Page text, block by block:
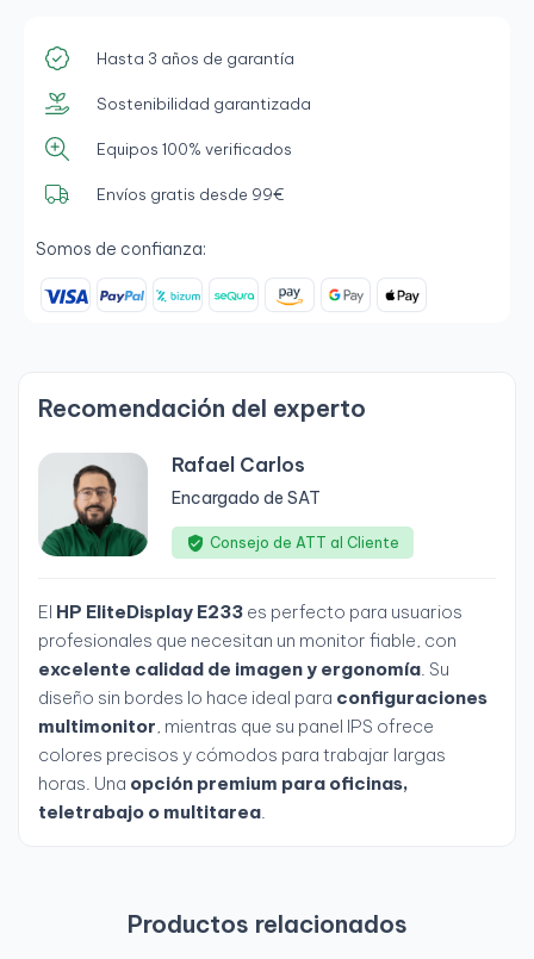
Hasta 3 años de garantía
Sostenibilidad garantizada
Equipos 100% verificados
Envíos gratis desde 99€
Somos de confianza:
Recomendación del experto
Rafael Carlos
Encargado de SAT
Consejo de ATT al Cliente
El HP EliteDisplay E233 es perfecto para usuarios
profesionales que necesitan un monitor fiable, con
excelente calidad de imagen y ergonomía. Su
diseño sin bordes lo hace ideal para configuraciones
multimonitor, mientras que su panel IPS ofrece
colores precisos y cómodos para trabajar largas
horas. Una opción premium para oficinas,
teletrabajo o multitarea.
Productos relacionados